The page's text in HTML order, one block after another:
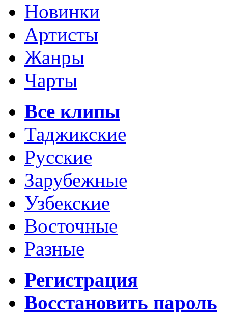
Новинки
Артисты
Жанры
Чарты
Все клипы
Таджикские
Русские
Зарубежные
Узбекские
Восточные
Разные
Регистрация
Восстановить пароль